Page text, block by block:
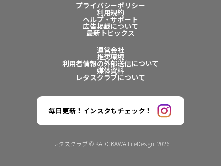
プライバシーポリシー
利用規約
ヘルプ・サポート
広告掲載について
最新トピックス
運営会社
推奨環境
利用者情報の外部送信について
媒体資料
レタスクラブについて
毎日更新！インスタもチェック！
レタスクラブ © KADOKAWA LifeDesign. 2026